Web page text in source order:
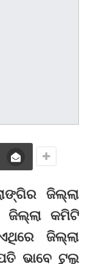
ଜିଲ୍ଲା
ଜିଲ୍ଲା କମିଟି
ଜିଲ୍ଲା
ଭାବେ ଟୁଲୁ